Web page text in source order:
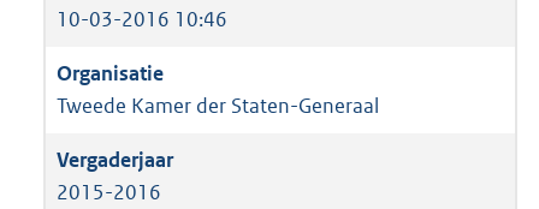
10-03-2016 10:46
Tweede Kamer der Staten-Generaal
2015-2016